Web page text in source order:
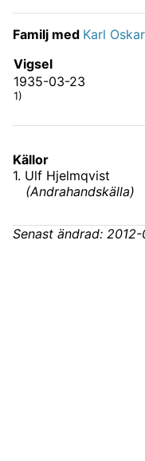
Familj med Karl
Vigsel
1935-03-23
1)
Källor
1. Ulf Hjelmqvist
(Andrahandskälla)
Senast ändrad: